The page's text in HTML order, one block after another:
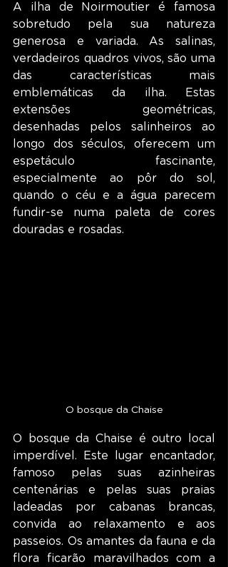
A ilha de Noirmoutier é famosa
sobretudo pela sua natureza
generosa e variada. As salinas,
verdadeiros quadros vivos, são uma
das características mais
emblemáticas da ilha. Estas
extensões geométricas,
desenhadas pelos salinheiros ao
longo dos séculos, oferecem um
espetáculo fascinante,
especialmente ao pôr do sol,
quando o céu e a água parecem
fundir-se numa paleta de cores
douradas e rosadas.
O bosque da Chaise
O bosque da Chaise é outro local
imperdível. Este lugar encantador,
famoso pelas suas azinheiras
centenárias e pelas suas praias
ladeadas por cabanas brancas,
convida ao relaxamento e aos
passeios. Os amantes da fauna e da
flora ficarão maravilhados com a